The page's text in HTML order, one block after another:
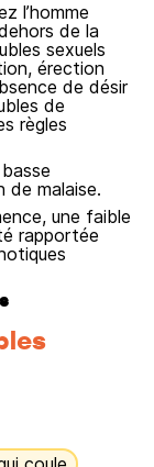
l’homme
de la
sexuels
érection
de désir
de
règles
de malaise.
une faible
rapportée